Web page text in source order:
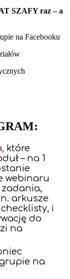
SZAFY raz – a
na Facebooku
, które
– na 1
webinaru
zadania,
arkusze
i
do
na
na